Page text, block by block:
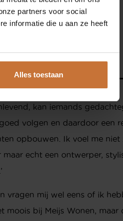
partners voor social
informatie die u aan ze heeft
Alles toestaan
535 9464
www.meijswonen.com
kan iemands
volgen en daardoor een
opbouwen. Ik voel me niet
maar echt een ontwerper,
vragen mij wel eens of ik
moois bij Meijs Wonen, maar